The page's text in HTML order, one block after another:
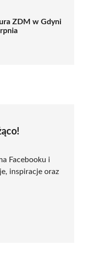
ZDM w Gdyni
Facebooku i
inspiracje oraz